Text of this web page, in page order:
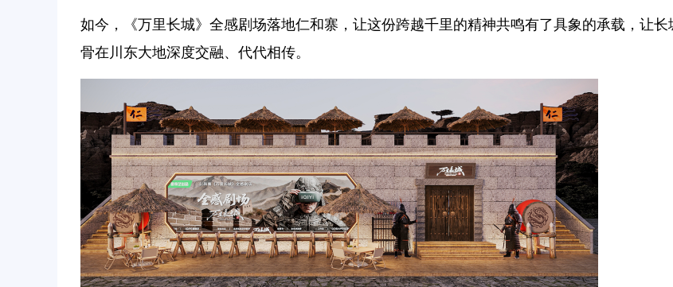
如今，《万里长城》全感剧场落地仁和寨，让这份跨越千里的精神共鸣有了具象的承载，让
骨在川东大地深度交融、代代相传。